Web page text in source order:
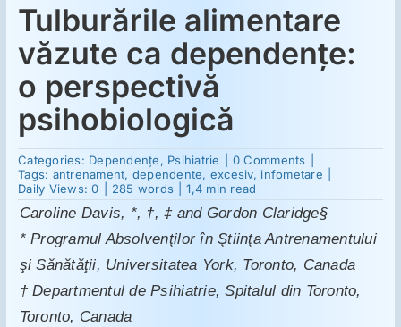
Psihiatrie
Neurologie
Intoleranţa la gluten
Suplimente
Reumatologie
Ginecologie
Tulburările alimentare
văzute ca dependenţe:
o perspectivă
psihobiologică
Categories: Dependenţe, Psihiatrie 0 Comments
Tulburările
ca
dependenţe:
o
perspectivă
psihobiologică
Tags: antrenament, dependente, excesiv, infometare
Daily Views: 0
285 words 1,4 min read
Caroline Davis, *, †, ‡ and Gordon Claridge§
* Programul Absolvenţilor în Ştiinţa Antrenamentului
şi Sănătăţii, Universitatea York, Toronto, Canada
† Departmentul de Psihiatrie, Spitalul din Toronto,
Toronto, Canada